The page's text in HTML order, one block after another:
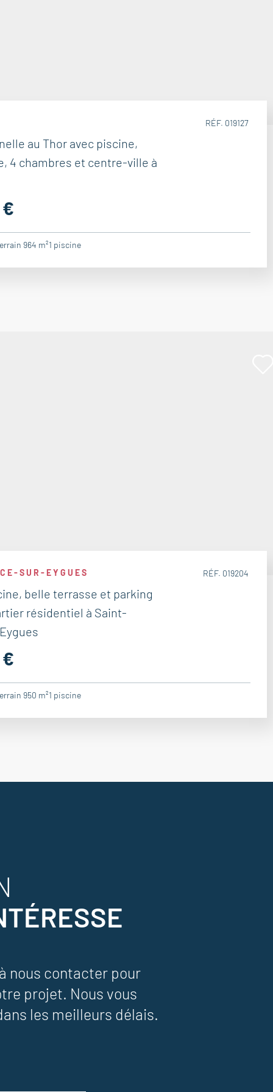
au Thor avec piscine,
4 chambres et centre-ville à
RÉF. 019127
964 m²1 piscine
SUR-EYGUES
belle terrasse et parking
résidentiel à Saint-
RÉF. 019204
950 m²1 piscine
nous contacter pour
projet. Nous vous
les meilleurs délais.